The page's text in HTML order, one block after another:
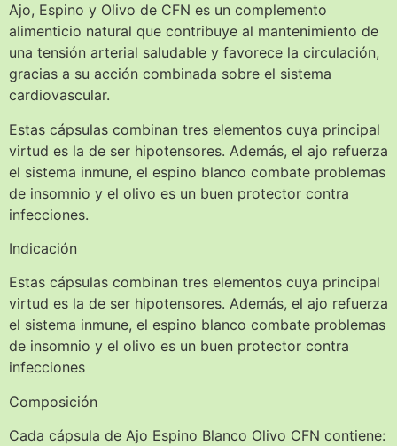
Ajo, Espino y Olivo de CFN es un complemento
alimenticio natural que contribuye al mantenimiento de
una tensión arterial saludable y favorece la circulación,
gracias a su acción combinada sobre el sistema
cardiovascular.
Estas cápsulas combinan tres elementos cuya principal
virtud es la de ser hipotensores. Además, el ajo refuerza
el sistema inmune, el espino blanco combate problemas
de insomnio y el olivo es un buen protector contra
infecciones.
Indicación
Estas cápsulas combinan tres elementos cuya principal
virtud es la de ser hipotensores. Además, el ajo refuerza
el sistema inmune, el espino blanco combate problemas
de insomnio y el olivo es un buen protector contra
infecciones
Composición
Cada cápsula de Ajo Espino Blanco Olivo CFN contiene: